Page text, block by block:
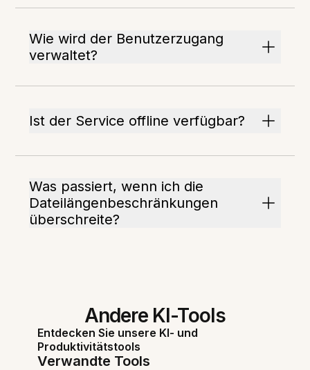
Wie wird der Benutzerzugang
verwaltet?
Ist der Service offline verfügbar?
Was passiert, wenn ich die
Dateilängenbeschränkungen
überschreite?
Andere KI-Tools
Entdecken Sie unsere KI- und
Produktivitätstools
Verwandte Tools